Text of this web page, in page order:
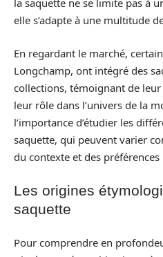
la saquette ne se limite pas à
elle s’adapte à une multitude
En regardant le marché,
Longchamp, ont intégré des
collections, témoignant de
leur rôle dans l’univers de la
l’importance d’étudier les
saquette, qui peuvent varier
du contexte et des
Les origines
saquette
Pour comprendre en